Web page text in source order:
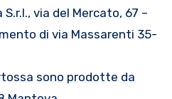
via del Mercato, 67 –
di via Massarenti 35-
sono prodotte da